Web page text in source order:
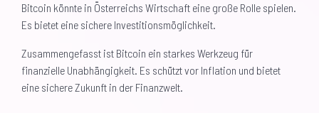
Bitcoin könnte in Österreichs Wirtschaft eine große Rolle spielen.
Es bietet eine sichere Investitionsmöglichkeit.
Zusammengefasst ist Bitcoin ein starkes Werkzeug für
finanzielle Unabhängigkeit. Es schützt vor Inflation und bietet
eine sichere Zukunft in der Finanzwelt.